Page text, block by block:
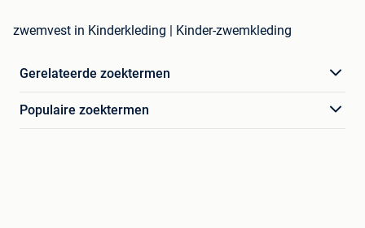
zwemvest in Kinderkleding | Kinder-zwemkleding
Gerelateerde zoektermen
Populaire zoektermen